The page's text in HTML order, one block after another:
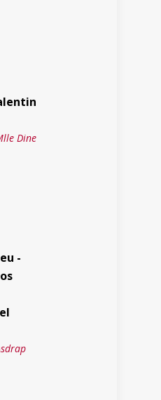
Dine
-